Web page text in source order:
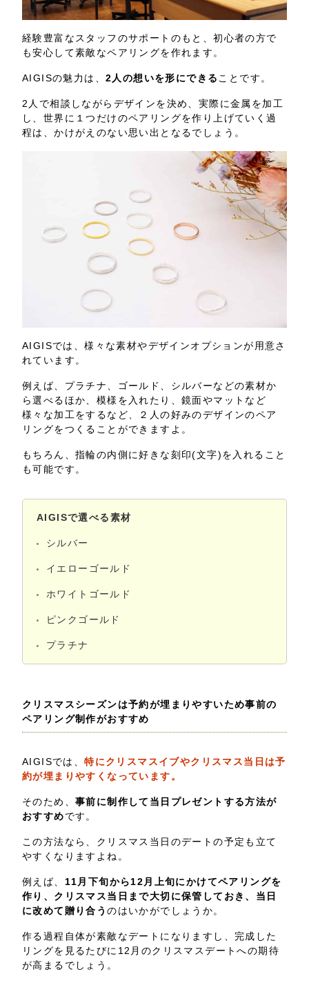
経験豊富なスタッフのサポートのもと、初心者の方で
も安心して素敵なペアリングを作れます。
AIGISの魅力は、 2人の想いを形にできることです。
2人で相談しながらデザインを決め、実際に金属を加工
し、世界に１つだけのペアリングを作り上げていく過
程は、かけがえのない思い出となるでしょう。
AIGISでは、様々な素材やデザインオプションが用意さ
れています。
例えば、プラチナ、ゴールド、シルバーなどの素材か
ら選べるほか、模様を入れたり、鏡面やマットなど
様々な加工をするなど、２人の好みのデザインのペア
リングをつくることができますよ。
もちろん、指輪の内側に好きな刻印(文字)を入れること
も可能です。
AIGISで選べる素材
シルバー
イエローゴールド
ホワイトゴールド
ピンクゴールド
プラチナ
クリスマスシーズンは予約が埋まりやすいため事前の
ペアリング制作がおすすめ
AIGISでは、特にクリスマスイブやクリスマス当日は予
約が埋まりやすくなっています。
そのため、 事前に制作して当日プレゼントする方法が
おすすめです。
この方法なら、クリスマス当日のデートの予定も立て
やすくなりますよね。
例えば、 11月下旬から12月上旬にかけてペアリングを
作り、クリスマス当日まで大切に保管しておき、当日
に改めて贈り合うのはいかがでしょうか。
作る過程自体が素敵なデートになりますし、完成した
リングを見るたびに12月のクリスマスデートへの期待
が高まるでしょう。